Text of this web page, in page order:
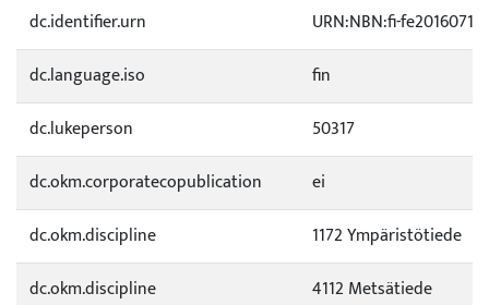
dc.identifier.urn
URN:NBN:fi-
dc.language.iso
fin
dc.lukeperson
50317
dc.okm.corporatecopublication
ei
dc.okm.discipline
1172 Ympäristötiede
dc.okm.discipline
4112 Metsätiede